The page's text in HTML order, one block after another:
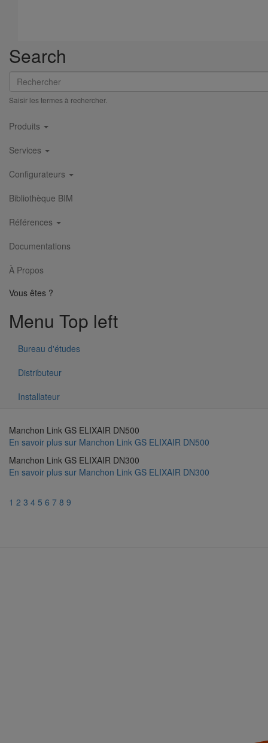
Search
Rechercher
Saisir les termes à rechercher.
Main
navigation
Produits
Services
Configurateurs
Bibliothèque BIM
Références
Documentations
À Propos
Vous êtes ?
Menu Top left
Bureau d'études
Distributeur
Installateur
Piquage type collier de prise en charge Pt bossage ELIXAIR
En savoir plus
Manchon Link GS ELIXAIR DN500
En savoir plus sur Manchon Link GS ELIXAIR DN500
Manchon Link GS ELIXAIR DN300
En savoir plus sur Manchon Link GS ELIXAIR DN300
1 2 3 4 5 6 7 8 9